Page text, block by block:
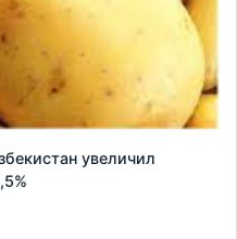
увеличил